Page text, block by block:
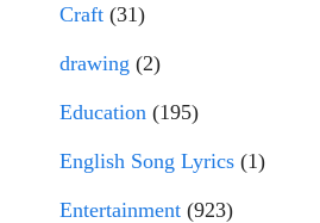
Craft (31)
drawing (2)
Education (195)
English Song Lyrics (1)
Entertainment (923)